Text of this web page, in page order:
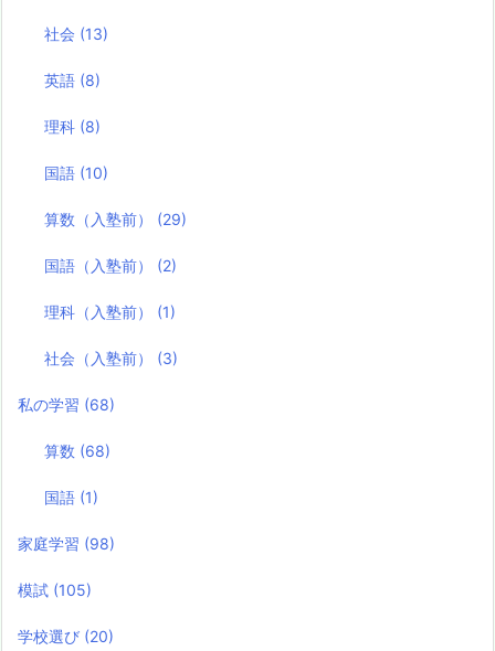
社会 (13)
英語 (8)
理科 (8)
国語 (10)
算数（入塾前） (29)
国語（入塾前） (2)
理科（入塾前） (1)
社会（入塾前） (3)
私の学習 (68)
算数 (68)
国語 (1)
家庭学習 (98)
模試 (105)
学校選び (20)